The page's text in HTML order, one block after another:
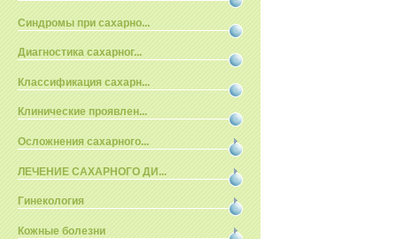
Синдромы при сахарно...
Диагностика сахарног...
Классификация сахарн...
Клинические проявлен...
Осложнения сахарного...
ЛЕЧЕНИЕ САХАРНОГО ДИ...
Гинекология
Кожные болезни